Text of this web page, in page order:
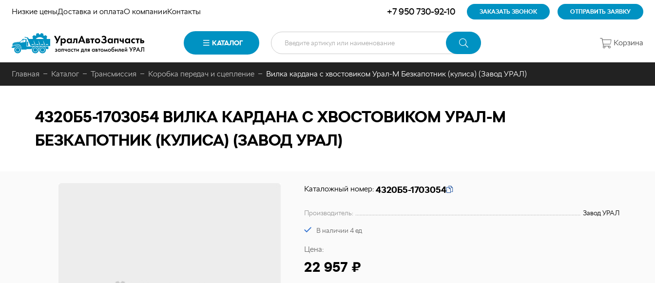
Низкие ценыДоставка и оплатаО компанииКонтакты +7 950 730-92-10 ЗАКАЗАТЬ ЗВОНОК ОТПРАВИТЬ ЗАЯВКУ
КАТАЛОГ Корзина
Главная Каталог Трансмиссия Коробка передач и сцепление Вилка кардана с хвостовиком Урал-М Безкапотник (кулиса) (Завод УРАЛ)
4320Б5-1703054 ВИЛКА КАРДАНА С ХВОСТОВИКОМ УРАЛ-М
БЕЗКАПОТНИК (КУЛИСА) (ЗАВОД УРАЛ)
Каталожный номер: 4320Б5-1703054
Производитель: Завод УРАЛ
В наличии 4 ед
Цена:
22 957 ₽